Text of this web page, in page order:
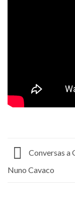
Conversas a
Nuno Cavaco